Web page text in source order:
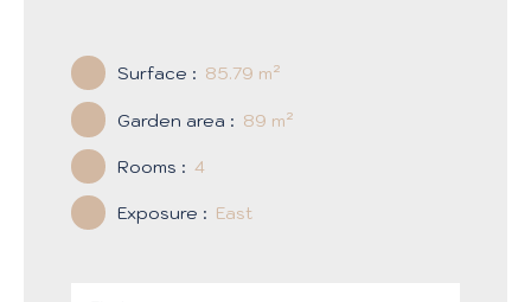
Surface : 85.79 m²
Garden area : 89 m²
Rooms : 4
Exposure : East